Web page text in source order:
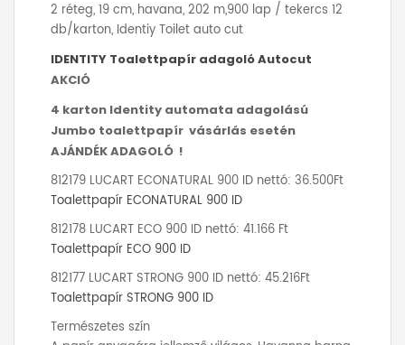
2 réteg, 19 cm, havana, 202 m,900 lap / tekercs 12
db/karton, Identiy Toilet auto cut
IDENTITY Toalettpapír adagoló Autocut
AKCIÓ
4 karton Identity automata adagolású
Jumbo toalettpapír vásárlás esetén
AJÁNDÉK ADAGOLÓ !
812179 LUCART ECONATURAL 900 ID nettó: 36.500Ft
Toalettpapír ECONATURAL 900 ID
812178 LUCART ECO 900 ID nettó: 41.166 Ft
Toalettpapír ECO 900 ID
812177 LUCART STRONG 900 ID nettó: 45.216Ft
Toalettpapír STRONG 900 ID
Természetes szín